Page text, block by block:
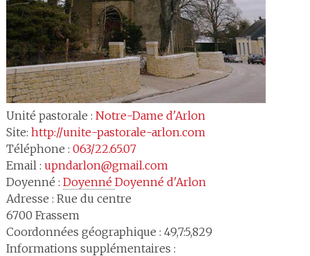
Unité pastorale : Notre-Dame d'Arlon
Site: http://unite-pastorale-arlon.com
Téléphone : 063/22.65.07
Email : upndarlon@gmail.com
Doyenné : Doyenné Doyenné d'Arlon
Adresse : Rue du centre
6700 Frassem
Coordonnées géographique : 49,7:5,829
Informations supplémentaires :